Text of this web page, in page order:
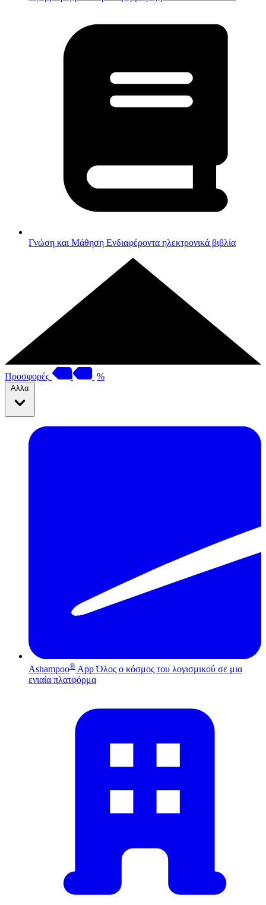
Γνώση και Μάθηση Ενδιαφέροντα ηλεκτρονικά βιβλία
Προσφορές %
Αλλα
Ashampoo® App Όλος ο κόσμος του λογισμικού σε μια
ενιαία πλατφόρμα